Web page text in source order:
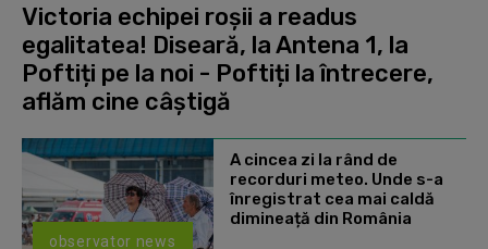
Victoria echipei roșii a readus
egalitatea! Diseară, la Antena 1, la
Poftiți pe la noi - Poftiți la întrecere,
aflăm cine câștigă
observator news
A cincea zi la rând de
recorduri meteo. Unde s-a
înregistrat cea mai caldă
dimineață din România